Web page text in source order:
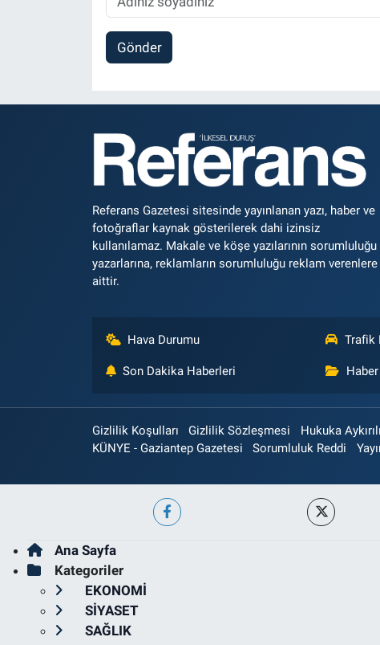
Gönder
Referans Gazetesi sitesinde yayınlanan yazı, haber ve
fotoğraflar kaynak gösterilerek dahi izinsiz
kullanılamaz. Makale ve köşe yazılarının sorumluluğu
yazarlarına, reklamların sorumluluğu reklam verenlere
aittir.
Hava Durumu Trafik
Son Dakika Haberleri
Gizlilik Koşulları Gizlilik Sözleşmesi Hukuka
KÜNYE - Gaziantep Gazetesi
Sorumluluk Reddi
Ana Sayfa
Kategoriler
EKONOMİ
SİYASET
SAĞLIK